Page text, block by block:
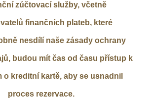
zúčtovací služby, včetně
finančních plateb, které
nesdílí naše zásady ochrany
budou mít čas od času přístup k
o kreditní kartě, aby se usnadnil
proces rezervace.